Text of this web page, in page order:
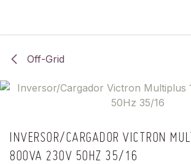
Off-Grid
INVERSOR/CARGADOR VICTRON
800VA 230V 50HZ 35/16